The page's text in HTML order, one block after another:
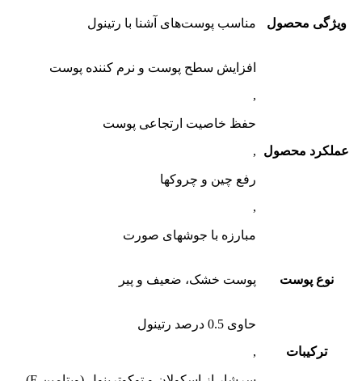
ویژگی محصول مناسب پوست‌های آشنا با رتینول
عملکرد محصول
افزایش سطح پوست و نرم کننده پوست
,
حفظ خاصیت ارتجاعی پوست
,
رفع چین و چروکها
,
مبارزه با جوشهای صورت
نوع پوست پوست خشک، ضعیف و پیر
ترکیبات
حاوی 0.5 درصد رتینول
,